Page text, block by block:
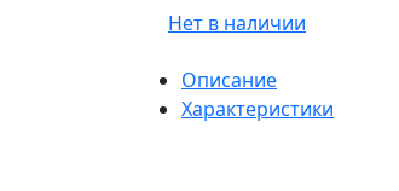
Нет в наличии
Описание
Характеристики